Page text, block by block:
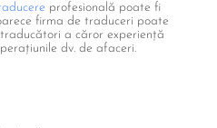
profesională poate fi
firma de traduceri poate
a căror experiență
dv. de afaceri.